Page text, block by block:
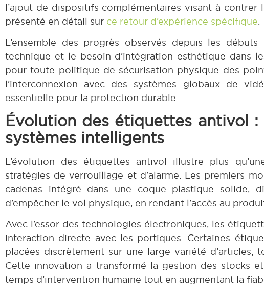
l’ajout de dispositifs complémentaires visant à contrer
présenté en détail sur ce retour d’expérience spécifique.
L’ensemble des progrès observés depuis les
technique et le besoin d’intégration esthétique dans
pour toute politique de sécurisation physique des
l’interconnexion avec des systèmes globaux de
essentielle pour la protection durable.
Évolution des étiquettes antivol
systèmes intelligents
L’évolution des étiquettes antivol illustre plus
stratégies de verrouillage et d’alarme. Les premiers
cadenas intégré dans une coque plastique solide,
d’empêcher le vol physique, en rendant l’accès au
Avec l’essor des technologies électroniques, les
interaction directe avec les portiques. Certaines
placées discrètement sur une large variété d’articles,
Cette innovation a transformé la gestion des stocks
temps d’intervention humaine tout en augmentant la